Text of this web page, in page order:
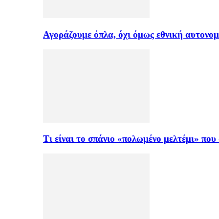
Αγοράζουμε όπλα, όχι όμως εθνική
Τι είναι το σπάνιο «πολωμένο μελτέμι»